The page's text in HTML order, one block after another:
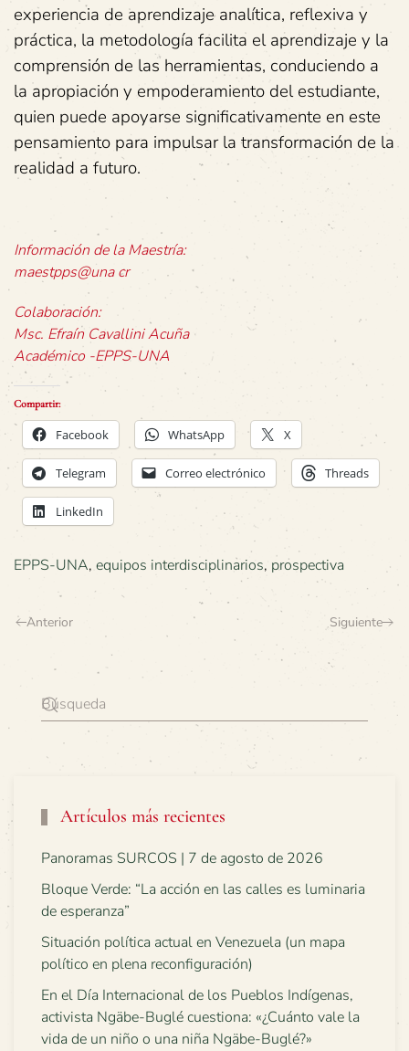
experiencia de aprendizaje analítica, reflexiva y
práctica, la metodología facilita el aprendizaje y la
comprensión de las herramientas, conduciendo a
la apropiación y empoderamiento del estudiante,
quien puede apoyarse significativamente en este
pensamiento para impulsar la transformación de la
realidad a futuro.
Información de la Maestría:
maestpps@una cr
Colaboración:
Msc. Efraín Cavallini Acuña
Académico -EPPS-UNA
Compartir:
Facebook WhatsApp X
Telegram Correo electrónico Threads
LinkedIn
EPPS-UNA, equipos interdisciplinarios, prospectiva
Anterior Siguiente
Artículos más recientes
Panoramas SURCOS | 7 de agosto de 2026
Bloque Verde: “La acción en las calles es luminaria
de esperanza”
Situación política actual en Venezuela (un mapa
político en plena reconfiguración)
En el Día Internacional de los Pueblos Indígenas,
activista Ngäbe-Buglé cuestiona: «¿Cuánto vale la
vida de un niño o una niña Ngäbe-Buglé?»